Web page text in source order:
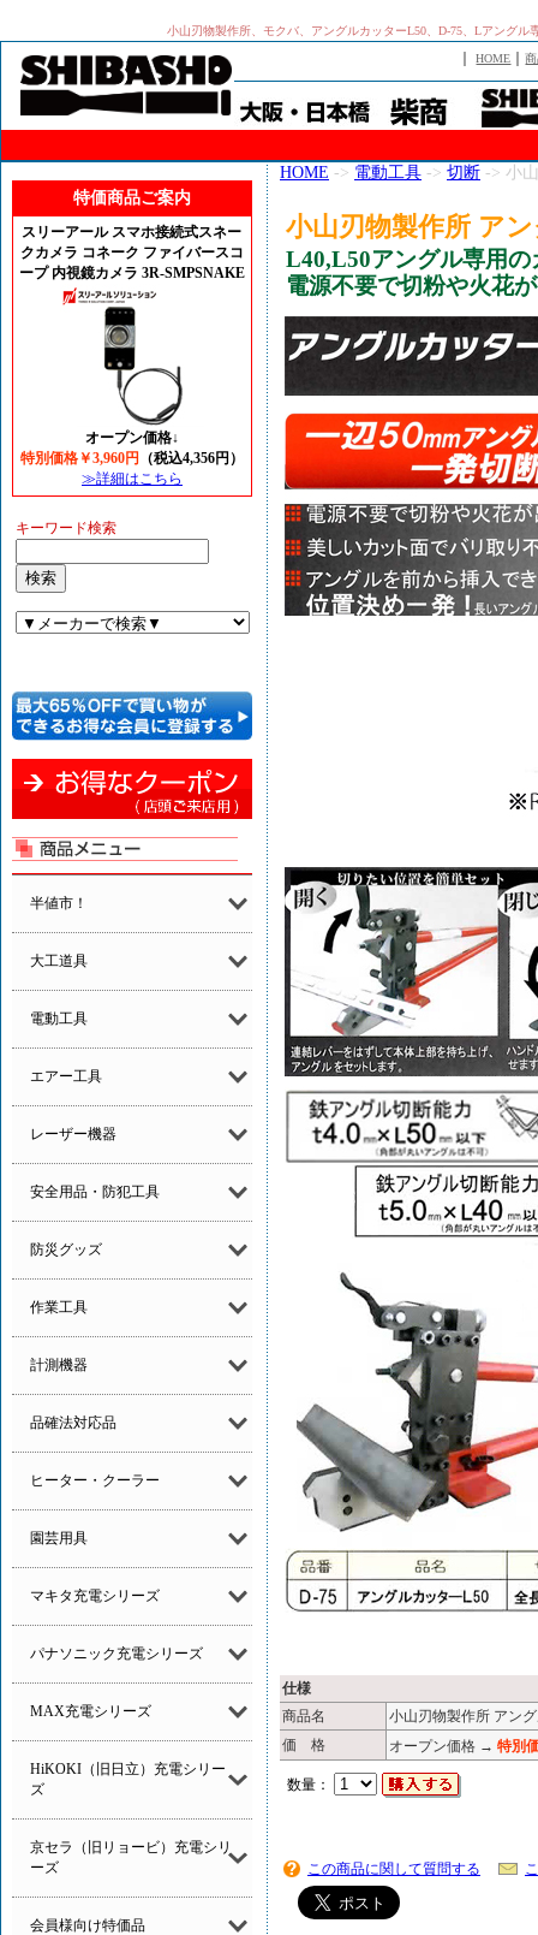
小山刃物製作所、モクバ、アングルカッターL50、D-75、Lアング
｜HOME ｜
特価商品ご案内
スリーアール スマホ接続式スネー
クカメラ コネーク ファイバースコ
ープ 内視鏡カメラ 3R-SMPSNAKE
オープン価格↓
特別価格￥3,960円
（税込4,356円）
≫詳細はこちら
キーワード検索
半値市！
大工道具
電動工具
エアー工具
レーザー機器
安全用品・防犯工具
防災グッズ
作業工具
計測機器
品確法対応品
ヒーター・クーラー
園芸用具
マキタ充電シリーズ
パナソニック充電シリーズ
MAX充電シリーズ
HiKOKI（旧日立）充電シリー
ズ
京セラ（旧リョービ）充電シリ
ーズ
会員様向け特価品
HOME -> 電動工具 -> 切断 -> 小
小山刃物製作所 ア
L40,L50アングル専用
電源不要で切粉や火花
仕様
商品名
小山刃物製作所 アン
価 格
オープン価格 → 特別
数量：
この商品に関して質問する